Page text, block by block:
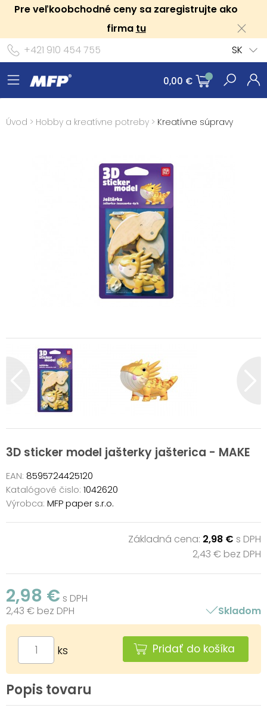
Pre veľkoobchodné ceny sa zaregistrujte ako
firma tu
+421 910 454 755
SK
0,00 €
Úvod > Hobby a kreatívne potreby > Kreatívne súpravy
3D sticker model jašterky jašterica - MAKE
EAN: 8595724425120
Katalógové čislo: 1042620
Výrobca: MFP paper s.r.o.
Základná cena: 2,98 € s DPH
2,43 € bez DPH
2,98 € s DPH
2,43 € bez DPH
Skladom
ks Pridať do košíka
Popis tovaru